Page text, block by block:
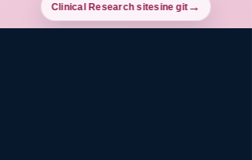
Clinical Research sitesine git